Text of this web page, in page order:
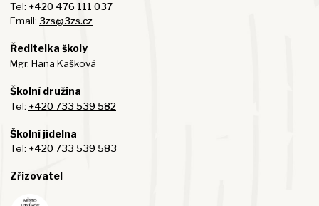
Tel: +420 476 111 037
Email: 3zs@3zs.cz
Ředitelka školy
Mgr. Hana Kašková
Školní družina
Tel: +420 733 539 582
Školní jídelna
Tel: +420 733 539 583
Zřizovatel